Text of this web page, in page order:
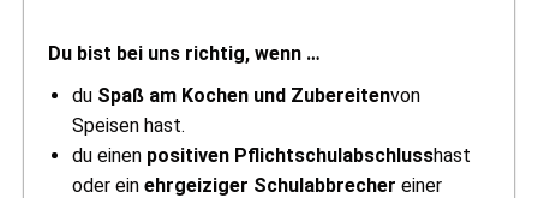
Du bist bei uns richtig, wenn …
du Spaß am Kochen und Zubereitenvon
Speisen hast.
du einen positiven Pflichtschulabschlusshast
oder ein ehrgeiziger Schulabbrecher einer